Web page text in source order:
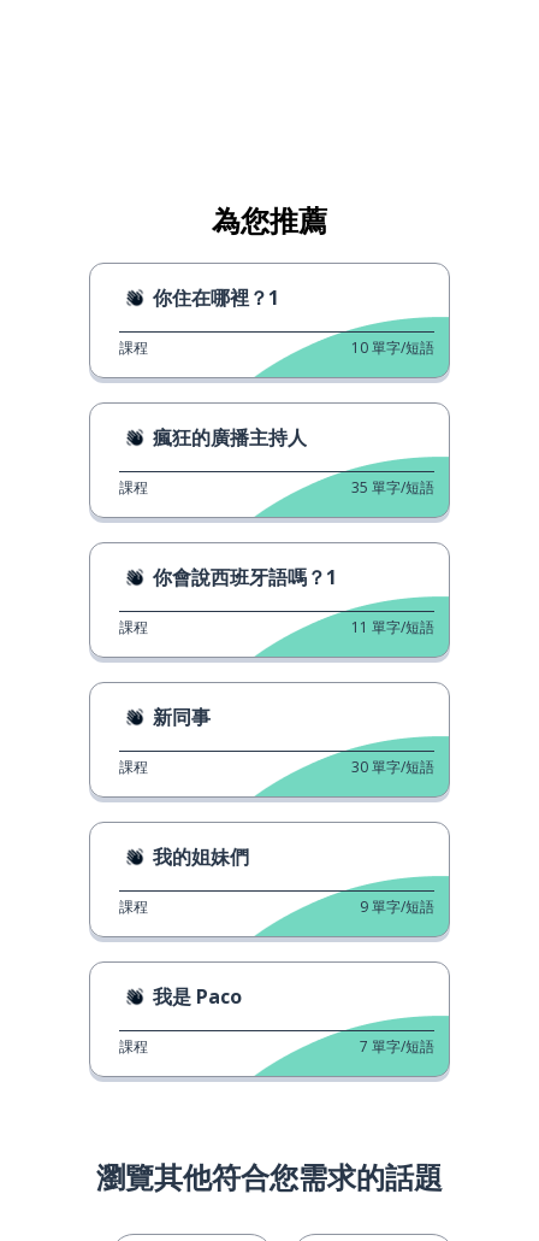
為您推薦
你住在哪裡？1
課程 10單字/短語
瘋狂的廣播主持人
課程 35 單字/短語
你會說西班牙語嗎？1
課程 11 單字/短語
新同事
課程 30單字/短語
我的姐妹們
課程 9單字/短語
我是 Paco
課程 7 單字/短語
瀏覽其他符合您需求的話題